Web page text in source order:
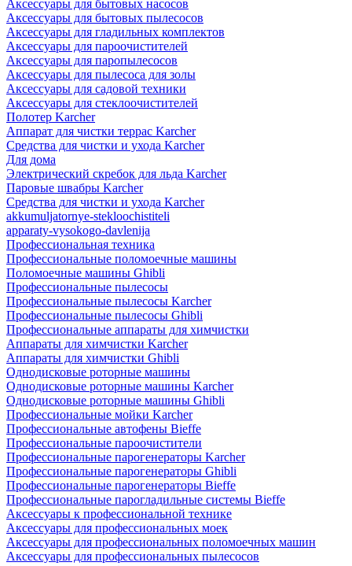
Аксессуары для бытовых насосов
Аксессуары для бытовых пылесосов
Аксессуары для гладильных комплектов
Аксессуары для пароочистителей
Аксессуары для паропылесосов
Аксессуары для пылесоса для золы
Аксессуары для садовой техники
Аксессуары для стеклоочистителей
Полотер Karcher
Аппарат для чистки террас Karcher
Средства для чистки и ухода Karcher
Для дома
Электрический скребок для льда Karcher
Паровые швабры Karcher
Средства для чистки и ухода Karcher
akkumuljatornye-stekloochistiteli
apparaty-vysokogo-davlenija
Профессиональная техника
Профессиональные поломоечные машины
Поломоечные машины Ghibli
Профессиональные пылесосы
Профессиональные пылесосы Karcher
Профессиональные пылесосы Ghibli
Профессиональные аппараты для химчистки
Аппараты для химчистки Karcher
Аппараты для химчистки Ghibli
Однодисковые роторные машины
Однодисковые роторные машины Karcher
Однодисковые роторные машины Ghibli
Профессиональные мойки Karcher
Профессиональные автофены Bieffe
Профессиональные пароочистители
Профессиональные парогенераторы Karcher
Профессиональные парогенераторы Ghibli
Профессиональные парогенераторы Bieffe
Профессиональные парогладильные системы Bieffe
Аксессуары к профессиональной технике
Аксессуары для профессиональных моек
Аксессуары для профессиональных поломоечных машин
Аксессуары для профессиональных пылесосов